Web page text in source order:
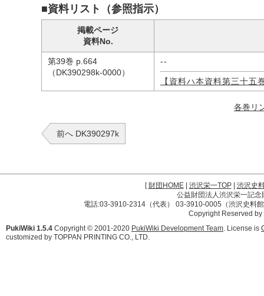
■資料リスト（参照指示）
掲載ページ
資料No.
第39巻 p.664
（DK390298k-0000）
--
【資料ハ本資料第三十
各巻リ
前へ DK390297k
[財団HOME| 渋沢栄一TOP| 渋沢史
公益財団法人渋沢栄一記
電話:03-3910-2314（代表） 03-3910-0005（渋沢史料
Copyright Reserved
PukiWiki 1.5.4 Copyright © 2001-2020 PukiWiki Development Team. License is
customized by TOPPAN PRINTING CO., LTD.